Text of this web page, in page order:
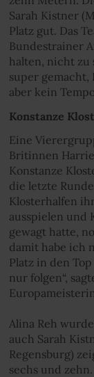
Sarah Kistner
Platz gut. Das
Bundestrainer
halten, nicht zu
super gemacht,
aber kein
Konstanze
Eine
Britinnen
Konstanze
die letzte
Klosterhalfen
ausspielen und
gewagt hatte,
damit habe ich
Platz in den
nur folgen“,
Alina Reh
auch Sarah
Regensburg)
sechs und